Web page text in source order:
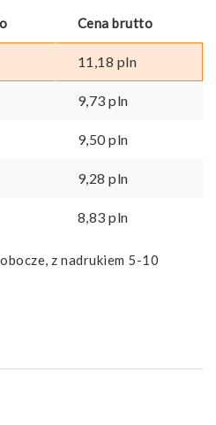
Cena brutto
11,18 pln
9,73pln
9,50pln
9,28pln
8,83pln
z nadrukiem 5-10